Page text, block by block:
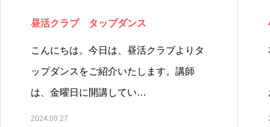
昼活クラブ タップダンス
こんにちは。今日は、昼活クラブよりタ
ップダンスをご紹介いたします。講師
は、金曜日に開講してい…
2024.09.27